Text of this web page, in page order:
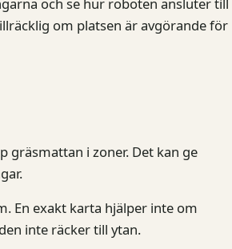
och se hur roboten ansluter till
om platsen är avgörande för
gräsmattan i zoner. Det kan ge
En exakt karta hjälper inte om
inte räcker till ytan.